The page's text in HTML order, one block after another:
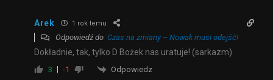
Arek 1 rok temu
Odpowiedź do Czas na zmiany – Nowak musi odejść!
Dokładnie, tak, tylko D Bożek nas uratuje! (sarkazm)
3 -1 Odpowiedz